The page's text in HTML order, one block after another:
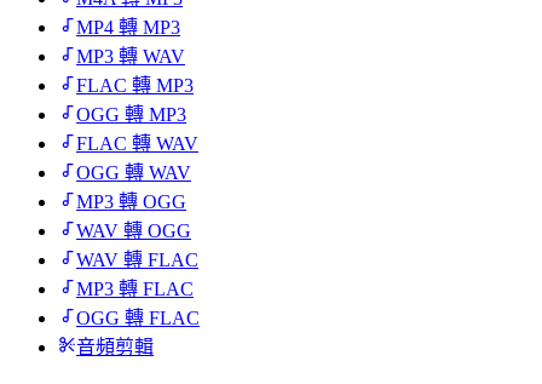
MP4 轉 MP3
MP3 轉 WAV
FLAC 轉 MP3
OGG 轉 MP3
FLAC 轉 WAV
OGG 轉 WAV
MP3 轉 OGG
WAV 轉 OGG
WAV 轉 FLAC
MP3 轉 FLAC
OGG 轉 FLAC
音頻剪輯